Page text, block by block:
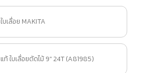
ใบเลื่อย MAKITA
แท้ ใบเลื่อยตัดไม้ 9" 24T (A81985)